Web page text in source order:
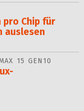
pro Chip für
auslesen
15 GEN10